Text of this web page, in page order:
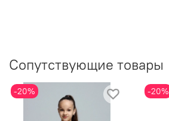
Сопутствующие товары
-20% -20%